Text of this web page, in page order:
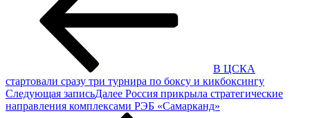
В ЦСКА
стартовали сразу три турнира по боксу и кикбоксингу
Следующая записьДалее Россия прикрыла стратегические
направления комплексами РЭБ «Самарканд»